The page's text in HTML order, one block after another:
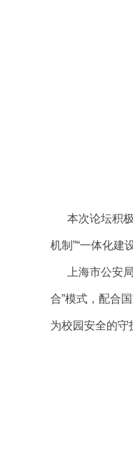
本次论坛积极
机制”“一体化建
上海市公安局
合”模式，配合
为校园安全的守